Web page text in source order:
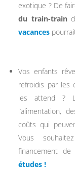
exotique ? De
du train-train
vacances
Vos enfants
refroidis par les
les attend ?
l’alimentation,
coûts qui
Vous
financement
études !